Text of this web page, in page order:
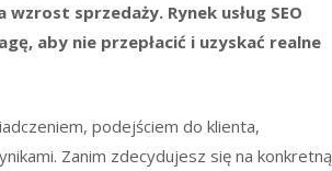
sprzedaży. Rynek usług SEO
aby nie przepłacić i uzyskać realne
podejściem do klienta,
Zanim zdecydujesz się na konkretną